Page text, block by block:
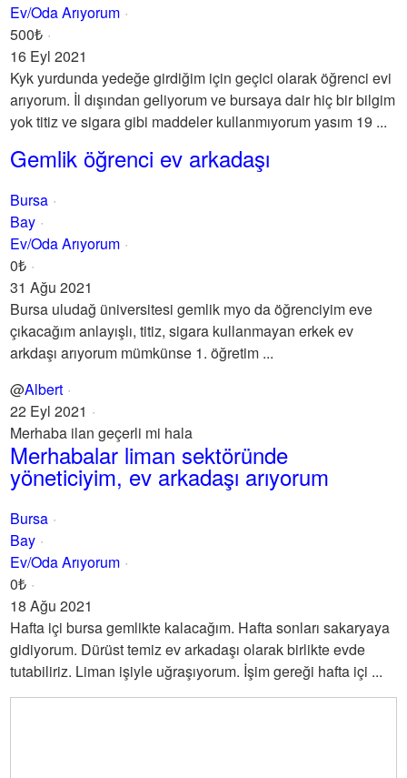
Ev/Oda Arıyorum
500₺
16 Eyl 2021
Kyk yurdunda yedeğe girdiğim için geçici olarak öğrenci evi
arıyorum. İl dışından geliyorum ve bursaya dair hiç bir bilgim
yok titiz ve sigara gibi maddeler kullanmıyorum yasım 19 ...
Gemlik öğrenci ev arkadaşı
Bursa
Bay
Ev/Oda Arıyorum
0₺
31 Ağu 2021
Bursa uludağ üniversitesi gemlik myo da öğrenciyim eve
çıkacağım anlayışlı, titiz, sigara kullanmayan erkek ev
arkdaşı arıyorum mümkünse 1. öğretim ...
@Albert
22 Eyl 2021
Merhaba ilan geçerli mi hala
Merhabalar liman sektöründe
yöneticiyim, ev arkadaşı arıyorum
Bursa
Bay
Ev/Oda Arıyorum
0₺
18 Ağu 2021
Hafta içi bursa gemlikte kalacağım. Hafta sonları sakaryaya
gidiyorum. Dürüst temiz ev arkadaşı olarak birlikte evde
tutabiliriz. Liman işiyle uğraşıyorum. İşim gereği hafta içi ...